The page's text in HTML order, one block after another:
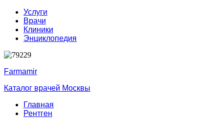
Услуги
Врачи
Клиники
Энциклопедия
Farmamir
Каталог врачей Москвы
Главная
Рентген